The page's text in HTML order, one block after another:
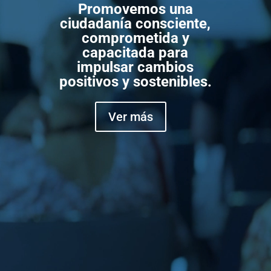
Promovemos una
ciudadanía consciente,
comprometida y
capacitada para
impulsar cambios
positivos y sostenibles.
Ver más